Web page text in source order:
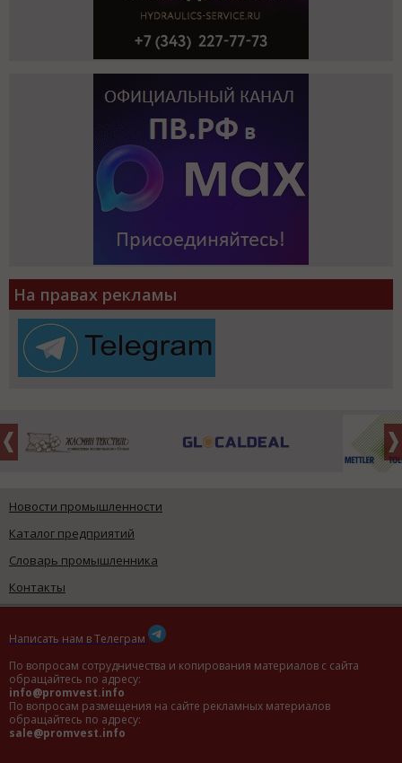
На правах рекламы
Новости промышленности
Каталог предприятий
Словарь промышленника
Контакты
Написать нам в Телеграм
По вопросам сотрудничества и копирования материалов с сайта
обращайтесь по адресу:
info@promvest.info
По вопросам размещения на сайте рекламных материалов
обращайтесь по адресу:
sale@promvest.info